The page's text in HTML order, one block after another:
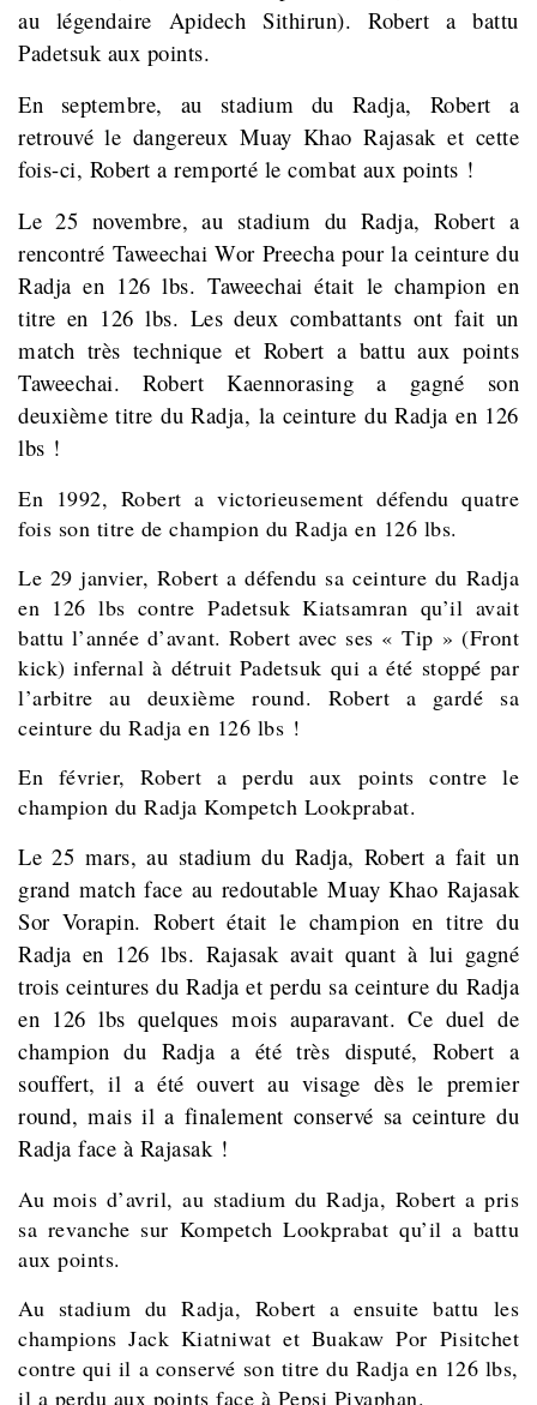
au légendaire Apidech Sithirun). Robert a battu
Padetsuk aux points.
En septembre, au stadium du Radja, Robert a
retrouvé le dangereux Muay Khao Rajasak et cette
fois-ci, Robert a remporté le combat aux points !
Le 25 novembre, au stadium du Radja, Robert a
rencontré Taweechai Wor Preecha pour la ceinture du
Radja en 126 lbs. Taweechai était le champion en
titre en 126 lbs. Les deux combattants ont fait un
match très technique et Robert a battu aux points
Taweechai. Robert Kaennorasing a gagné son
deuxième titre du Radja, la ceinture du Radja en 126
lbs !
En 1992, Robert a victorieusement défendu quatre
fois son titre de champion du Radja en 126 lbs.
Le 29 janvier, Robert a défendu sa ceinture du Radja
en 126 lbs contre Padetsuk Kiatsamran qu’il avait
battu l’année d’avant. Robert avec ses « Tip » (Front
kick) infernal à détruit Padetsuk qui a été stoppé par
l’arbitre au deuxième round. Robert a gardé sa
ceinture du Radja en 126 lbs !
En février, Robert a perdu aux points contre le
champion du Radja Kompetch Lookprabat.
Le 25 mars, au stadium du Radja, Robert a fait un
grand match face au redoutable Muay Khao Rajasak
Sor Vorapin. Robert était le champion en titre du
Radja en 126 lbs. Rajasak avait quant à lui gagné
trois ceintures du Radja et perdu sa ceinture du Radja
en 126 lbs quelques mois auparavant. Ce duel de
champion du Radja a été très disputé, Robert a
souffert, il a été ouvert au visage dès le premier
round, mais il a finalement conservé sa ceinture du
Radja face à Rajasak !
Au mois d’avril, au stadium du Radja, Robert a pris
sa revanche sur Kompetch Lookprabat qu’il a battu
aux points.
Au stadium du Radja, Robert a ensuite battu les
champions Jack Kiatniwat et Buakaw Por Pisitchet
contre qui il a conservé son titre du Radja en 126 lbs,
il a perdu aux points face à Pepsi Piyaphan.